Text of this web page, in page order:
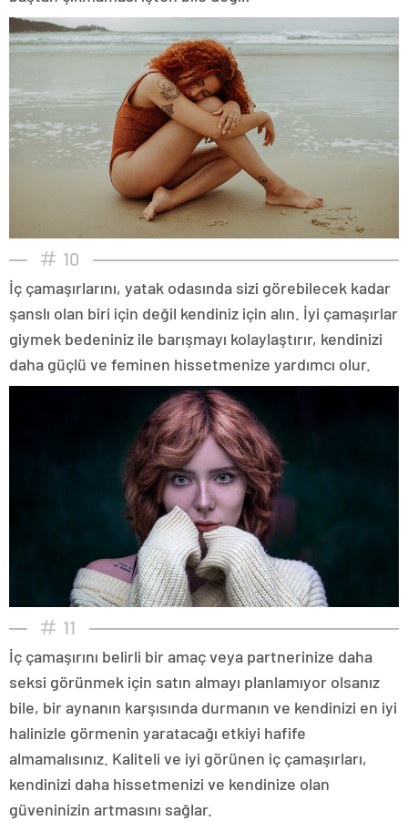
10
İç çamaşırlarını, yatak odasında sizi görebilecek kadar
şanslı olan biri için değil kendiniz için alın. İyi çamaşırlar
giymek bedeniniz ile barışmayı kolaylaştırır, kendinizi
daha güçlü ve feminen hissetmenize yardımcı olur.
11
İç çamaşırını belirli bir amaç veya partnerinize daha
seksi görünmek için satın almayı planlamıyor olsanız
bile, bir aynanın karşısında durmanın ve kendinizi en iyi
halinizle görmenin yaratacağı etkiyi hafife
almamalısınız. Kaliteli ve iyi görünen iç çamaşırları,
kendinizi daha hissetmenizi ve kendinize olan
güveninizin artmasını sağlar.